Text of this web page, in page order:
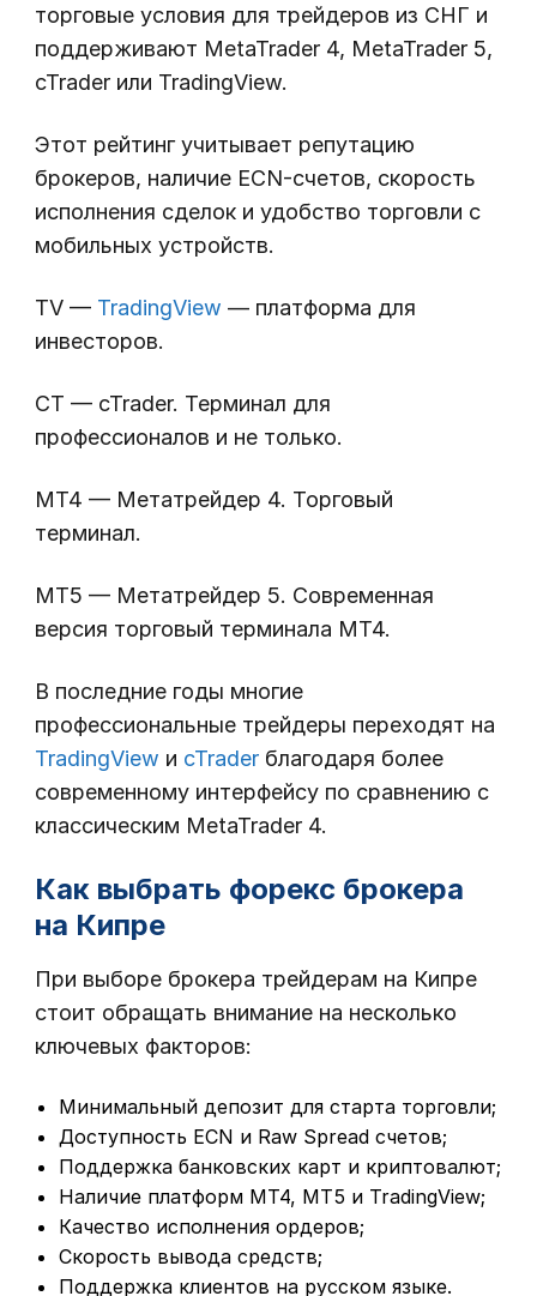
торговые условия для трейдеров из СНГ и
поддерживают MetaTrader 4, MetaTrader 5,
cTrader или TradingView.
Этот рейтинг учитывает репутацию
брокеров, наличие ECN-счетов, скорость
исполнения сделок и удобство торговли с
мобильных устройств.
TV — TradingView — платформа для
инвесторов.
CT — cTrader. Терминал для
профессионалов и не только.
MT4 — Метатрейдер 4. Торговый
терминал.
MT5 — Метатрейдер 5. Современная
версия торговый терминала МТ4.
В последние годы многие
профессиональные трейдеры переходят на
TradingView и cTrader благодаря более
современному интерфейсу по сравнению с
классическим MetaTrader 4.
Как выбрать форекс брокера
на Кипре
При выборе брокера трейдерам на Кипре
стоит обращать внимание на несколько
ключевых факторов:
Минимальный депозит для старта торговли;
Доступность ECN и Raw Spread счетов;
Поддержка банковских карт и криптовалют;
Наличие платформ MT4, MT5 и TradingView;
Качество исполнения ордеров;
Скорость вывода средств;
Поддержка клиентов на русском языке.